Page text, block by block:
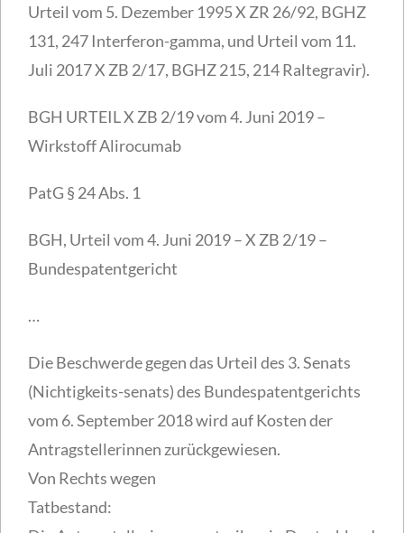
Urteil vom 5. Dezember 1995 X ZR 26/92, BGHZ
131, 247 Interferon-gamma, und Urteil vom 11.
Juli 2017 X ZB 2/17, BGHZ 215, 214 Raltegravir).
BGH URTEIL X ZB 2/19 vom 4. Juni 2019 –
Wirkstoff Alirocumab
PatG § 24 Abs. 1
BGH, Urteil vom 4. Juni 2019 – X ZB 2/19 –
Bundespatentgericht
…
Die Beschwerde gegen das Urteil des 3. Senats
(Nichtigkeits-senats) des Bundespatentgerichts
vom 6. September 2018 wird auf Kosten der
Antragstellerinnen zurückgewiesen.
Von Rechts wegen
Tatbestand: